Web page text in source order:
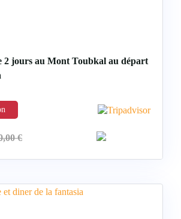
2 jours au Mont Toubkal au départ
€